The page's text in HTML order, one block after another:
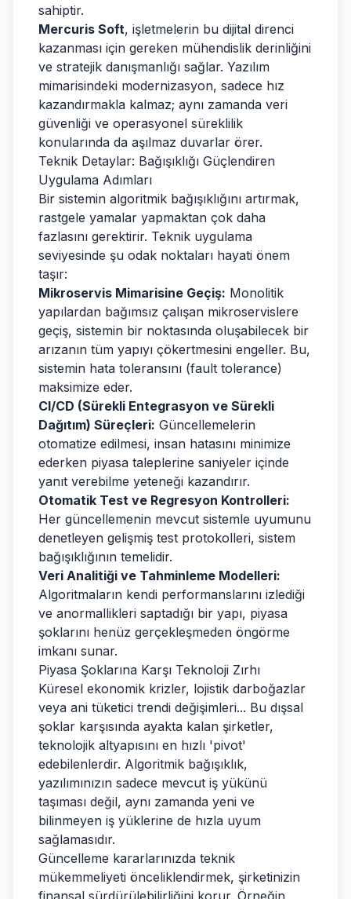
sahiptir.
Mercuris Soft, işletmelerin bu dijital direnci
kazanması için gereken mühendislik derinliğini
ve stratejik danışmanlığı sağlar. Yazılım
mimarisindeki modernizasyon, sadece hız
kazandırmakla kalmaz; aynı zamanda veri
güvenliği ve operasyonel süreklilik
konularında da aşılmaz duvarlar örer.
Teknik Detaylar: Bağışıklığı Güçlendiren
Uygulama Adımları
Bir sistemin algoritmik bağışıklığını artırmak,
rastgele yamalar yapmaktan çok daha
fazlasını gerektirir. Teknik uygulama
seviyesinde şu odak noktaları hayati önem
taşır:
Mikroservis Mimarisine Geçiş: Monolitik
yapılardan bağımsız çalışan mikroservislere
geçiş, sistemin bir noktasında oluşabilecek bir
arızanın tüm yapıyı çökertmesini engeller. Bu,
sistemin hata toleransını (fault tolerance)
maksimize eder.
CI/CD (Sürekli Entegrasyon ve Sürekli
Dağıtım) Süreçleri: Güncellemelerin
otomatize edilmesi, insan hatasını minimize
ederken piyasa taleplerine saniyeler içinde
yanıt verebilme yeteneği kazandırır.
Otomatik Test ve Regresyon Kontrolleri:
Her güncellemenin mevcut sistemle uyumunu
denetleyen gelişmiş test protokolleri, sistem
bağışıklığının temelidir.
Veri Analitiği ve Tahminleme Modelleri:
Algoritmaların kendi performanslarını izlediği
ve anormallikleri saptadığı bir yapı, piyasa
şoklarını henüz gerçekleşmeden öngörme
imkanı sunar.
Piyasa Şoklarına Karşı Teknoloji Zırhı
Küresel ekonomik krizler, lojistik darboğazlar
veya ani tüketici trendi değişimleri... Bu dışsal
şoklar karşısında ayakta kalan şirketler,
teknolojik altyapısını en hızlı 'pivot'
edebilenlerdir. Algoritmik bağışıklık,
yazılımınızın sadece mevcut iş yükünü
taşıması değil, aynı zamanda yeni ve
bilinmeyen iş yüklerine de hızla uyum
sağlamasıdır.
Güncelleme kararlarınızda teknik
mükemmeliyeti önceliklendirmek, şirketinizin
finansal sürdürülebilirliğini korur. Örneğin,